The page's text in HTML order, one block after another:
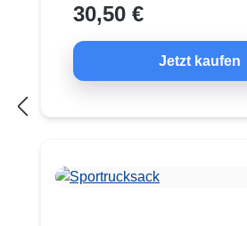
30,50 €
Jetzt kaufen